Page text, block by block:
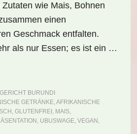
wie Mais, Bohnen
einen
Geschmack entfalten.
als nur Essen; es ist ein …
BURUNDI
GETRÄNKE,AFRIKANISCHE
, GLUTENFREI , MAIS,
, UBUSWAGE, VEGAN ,